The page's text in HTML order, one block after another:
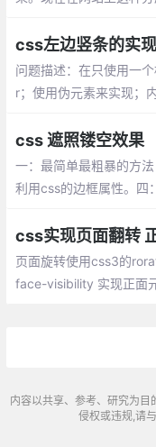
css左边竖条的实
问题描述：在只使用一
r；使用伪元素来实现；
css 遮照镂空效果
一：最简单最粗暴的方
利用css的边框属性。四
css实现页面翻转
页面旋转使用css3的
face-visibility 实现正面
内容以共享、参考、研究为目
侵权或违规,请